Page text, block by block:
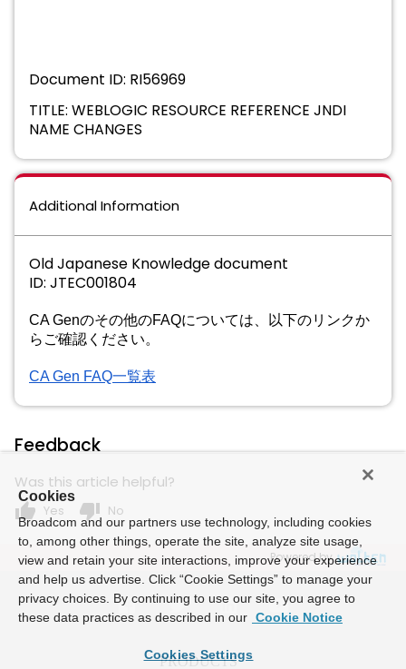
Document ID: RI56969
TITLE: WEBLOGIC RESOURCE REFERENCE JNDI
NAME CHANGES
Additional Information
Old Japanese Knowledge document
ID: JTEC001804
CA Genのその他のFAQについては、
以下のリンクか
らご確認ください。
CA Gen FAQ一覧表
Feedback
Was this article helpful?
thumb_up Yes thumb_down No
Powered by
Cookies
Broadcom and our partners use technology, including cookies
to, among other things, operate the site, analyze site usage,
view and retain your site interactions, improve your experience
and help us advertise. Click “Cookie Settings” to manage your
privacy choices. By continuing to use our site, you agree to
these data practices as described in our Cookie Notice
Cookies Settings